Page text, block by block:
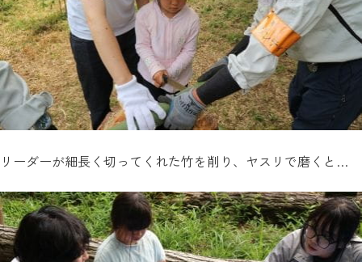
リーダーが細長く切ってくれた竹を削り、ヤスリで磨くと…